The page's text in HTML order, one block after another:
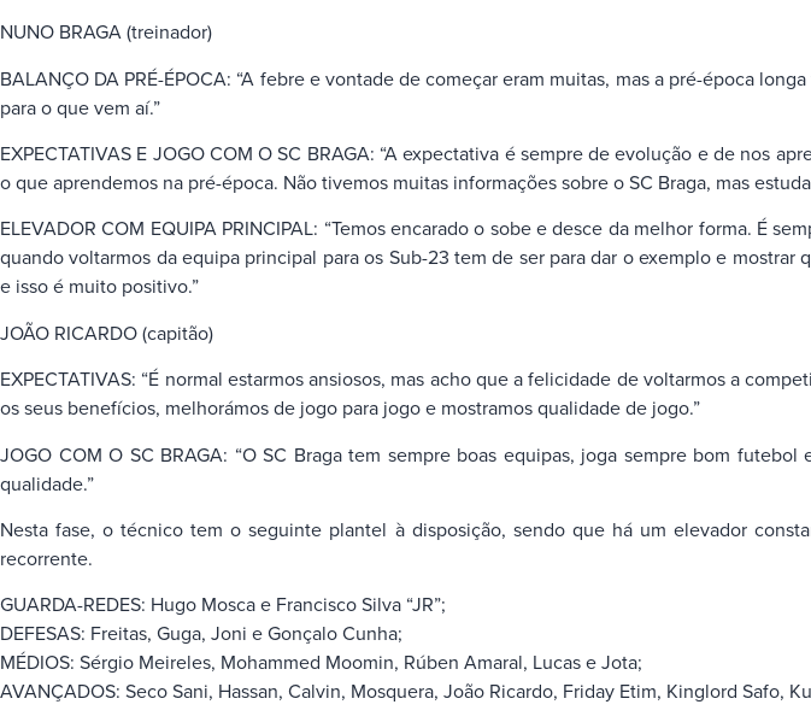
NUNO BRAGA (treinador)
BALANÇO DA PRÉ-ÉPOCA: “A febre e vontade de começar eram muitas, mas a pré-época
para o que vem aí.”
EXPECTATIVAS E JOGO COM O SC BRAGA: “A expectativa é sempre de evolução e de nos
o que aprendemos na pré-época. Não tivemos muitas informações sobre o SC Braga, mas
ELEVADOR COM EQUIPA PRINCIPAL: “Temos encarado o sobe e desce da melhor forma. É
quando voltarmos da equipa principal para os Sub-23 tem de ser para dar o exemplo e
e isso é muito positivo.”
JOÃO RICARDO (capitão)
EXPECTATIVAS: “É normal estarmos ansiosos, mas acho que a felicidade de voltarmos a
os seus benefícios, melhorámos de jogo para jogo e mostramos qualidade de jogo.”
JOGO COM O SC BRAGA: “O SC Braga tem sempre boas equipas, joga sempre bom
qualidade.”
Nesta fase, o técnico tem o seguinte plantel à disposição, sendo que há um elevador
recorrente.
GUARDA-REDES: Hugo Mosca e Francisco Silva “JR”;
DEFESAS: Freitas, Guga, Joni e Gonçalo Cunha;
MÉDIOS: Sérgio Meireles, Mohammed Moomin, Rúben Amaral, Lucas e Jota;
AVANÇADOS: Seco Sani, Hassan, Calvin, Mosquera, João Ricardo, Friday Etim, Kinglord Safo,